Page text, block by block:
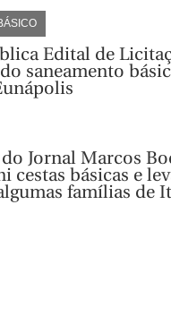
Edital de
saneamento
Jornal Marcos
cestas básicas e
famílias de